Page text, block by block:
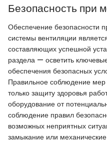
Безопасность при
Обеспечение безопасности
системы вентиляции
составляющих успешной
раздела — осветить
обеспечения безопасных
Правильное соблюдение мер
только защиту здоровья
оборудование от
соблюдение правил
возможных неприятных
замыкание или